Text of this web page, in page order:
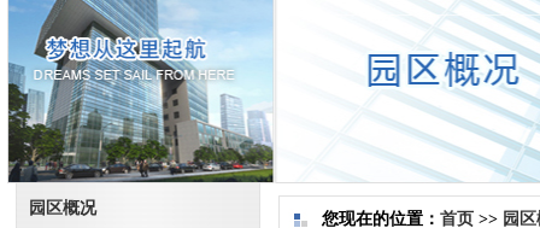
园区概况
您现在的位置： 首页 >> 园